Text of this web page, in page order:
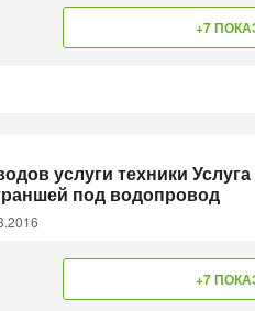
+7
услуги техники Услуга
под водопровод
+7